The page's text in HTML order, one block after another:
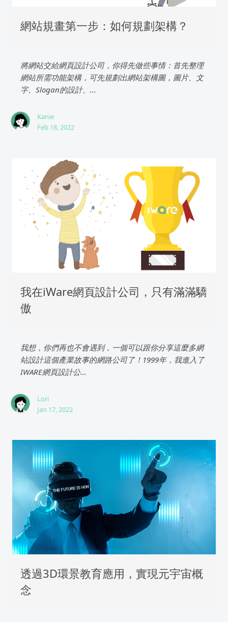
網站規畫第一步：如何規劃架構？
將網站交給網頁設計公司，你得先做些事情：首先整理
網站所需功能架構，可先規劃出網站架構圖，圖片、文
字、Slogan的設計、...
Kanie
Feb 18, 2022
我在iWare網頁設計公司，只有滿滿驕
傲
我想，你們再也不會遇到，一個可以跟你分享這麼多網
站設計這個產業故事的網路公司了！1999年，我進入了
IWARE網頁設計公...
Lori
Jan 17, 2022
透過3D環景教育應用，實現元宇宙概
念